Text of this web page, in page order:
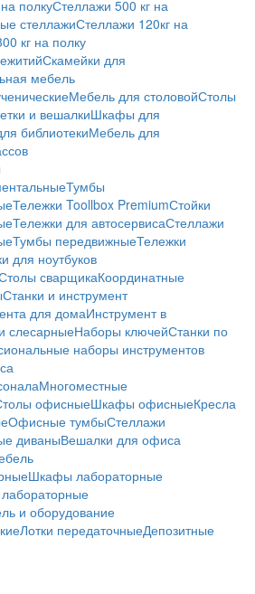
полкуСтеллажи 500 кг на
стеллажиСтеллажи 120кг на
кг на полку
Скамейки для
мебель
Мебель для столовойСтолы
и вешалкиШкафы для
библиотекиМебель для
Тумбы
Тележки Toollbox PremiumСтойки
Тележки для автосервисаСтеллажи
Тумбы передвижныеТележки
для ноутбуков
сварщикаКоординатные
Станки и инструмент
для домаИнструмент в
слесарныеНаборы ключейСтанки по
наборы инструментов
Многоместные
офисныеШкафы офисныеКресла
Офисные тумбыСтеллажи
диваныВешалки для офиса
Шкафы лабораторные
и оборудование
Лотки передаточныеДепозитные